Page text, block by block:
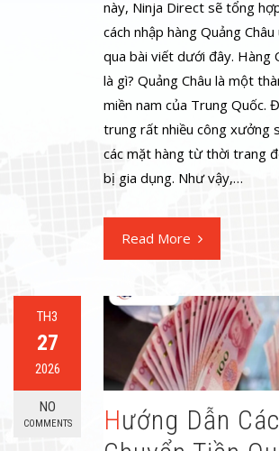
này, Ninja Direct sẽ tổng
cách nhập hàng Quảng
qua bài viết dưới đây. Hàng
là gì? Quảng Châu là một
miền nam của Trung Quốc.
trung rất nhiều công xưởng
các mặt hàng từ thời trang
bị gia dụng. Như vậy,…
Read More
TH3
27
2026
NO
COMMENTS
Hướng Dẫn Cách